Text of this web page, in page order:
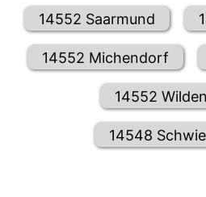
14552 Saarmund
14552 Michendorf
14552
14548